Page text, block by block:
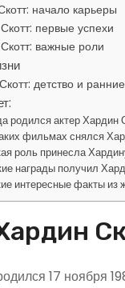
начало карьеры
первые успехи
важные роли
детство и
родился актер Хардин
фильмах снялся
роль принесла
награды получил
интересные факты из
17 ноября